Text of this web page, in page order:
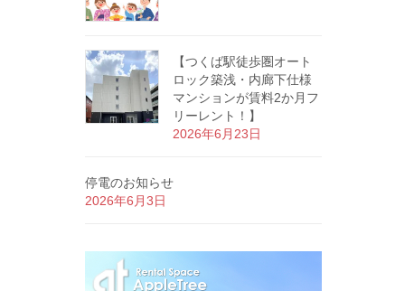
【つくば駅徒歩圏オート
ロック築浅・内廊下仕様
マンションが賃料2か月フ
リーレント！】
2026年6月23日
停電のお知らせ
2026年6月3日